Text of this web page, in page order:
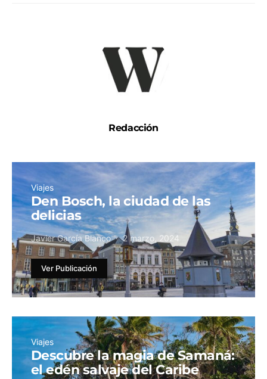
Redacción
Viajes
Den Bosch, la ciudad de las
delicias
Javier García Blanco 2 marzo, 2024
Ver Publicación
Viajes
Descubre la magia de Samaná:
el edén salvaje del Caribe